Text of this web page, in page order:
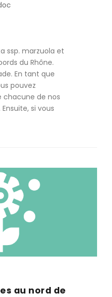
ssp. marzuola et
du Rhône.
En tant que
pouvez
chacune de nos
si vous
au nord de